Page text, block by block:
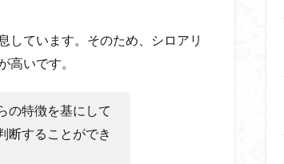
しています。そのため、シロアリ
高いです。
の特徴を基にして
断することができ